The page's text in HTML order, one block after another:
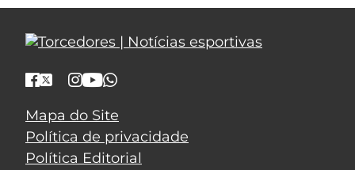
Mapa do Site
Política de privacidade
Política Editorial